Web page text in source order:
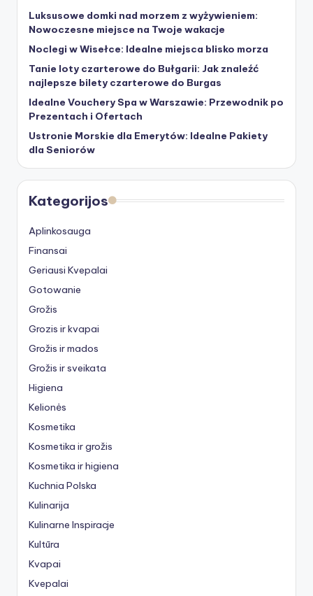
Luksusowe domki nad morzem z wyżywieniem:
Nowoczesne miejsce na Twoje wakacje
Noclegi w Wisełce: Idealne miejsca blisko morza
Tanie loty czarterowe do Bułgarii: Jak znaleźć
najlepsze bilety czarterowe do Burgas
Idealne Vouchery Spa w Warszawie: Przewodnik po
Prezentach i Ofertach
Ustronie Morskie dla Emerytów: Idealne Pakiety
dla Seniorów
Kategorijos
Aplinkosauga
Finansai
Geriausi Kvepalai
Gotowanie
Grožis
Grozis ir kvapai
Grožis ir mados
Grožis ir sveikata
Higiena
Kelionės
Kosmetika
Kosmetika ir grožis
Kosmetika ir higiena
Kuchnia Polska
Kulinarija
Kulinarne Inspiracje
Kultūra
Kvapai
Kvepalai